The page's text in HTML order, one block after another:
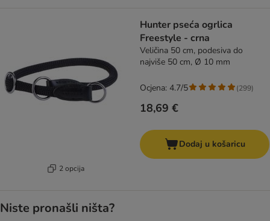
2 opcija
Hunter pseća ogrlica
Freestyle - crna
Veličina 50 cm, podesiva do
najviše 50 cm, Ø 10 mm
18,69 €
Ocjena: 4.7/5 (299)
Dodaj u košaricu
Niste pronašli ništa?